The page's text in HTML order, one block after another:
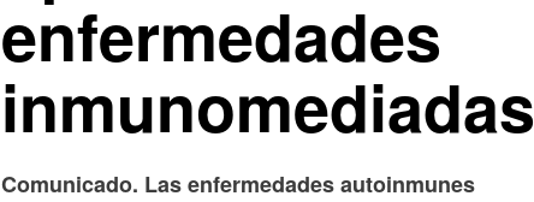
enfermedades
inmunomediadas
Comunicado. Las enfermedades autoinmunes